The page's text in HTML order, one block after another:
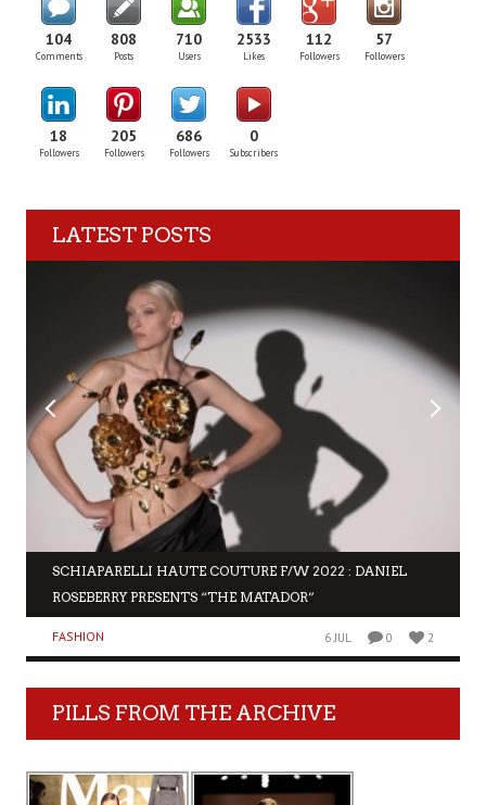
104
Comments
808
Posts
710
Users
2533
Likes
112
Followers
57
Followers
18
Followers
205
Followers
686
Followers
0
Subscribers
LATEST POSTS
SCHIAPARELLI HAUTE COUTURE F/W 2022 : DANIEL
ROSEBERRY PRESENTS “THE MATADOR”
FASHION 6 JUL 0 2
PILLS FROM THE ARCHIVE